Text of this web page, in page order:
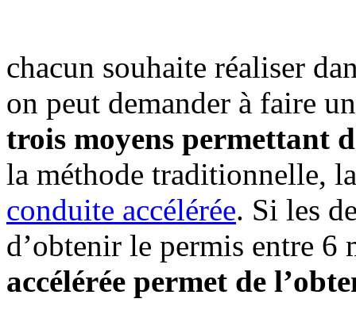
chacun souhaite réaliser
on peut demander à faire
trois moyens permettant
la méthode traditionnelle,
conduite accélérée. Si les
d’obtenir le permis entre 6
accélérée permet de